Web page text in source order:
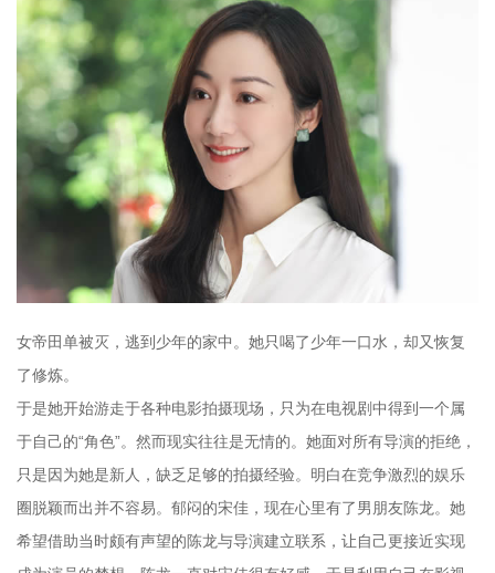
女帝田单被灭，逃到少年的家中。她只喝了少年一口水，却又恢复
了修炼。
于是她开始游走于各种电影拍摄现场，只为在电视剧中得到一个属
于自己的“角色”。然而现实往往是无情的。她面对所有导演的拒绝，
只是因为她是新人，缺乏足够的拍摄经验。明白在竞争激烈的娱乐
圈脱颖而出并不容易。郁闷的宋佳，现在心里有了男朋友陈龙。她
希望借助当时颇有声望的陈龙与导演建立联系，让自己更接近实现